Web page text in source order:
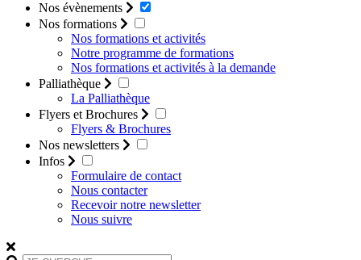
Nos évènements
Nos formations
Nos formations et activités
Notre programme de formations
Nos formations et activités à la demande
Palliathèque
La Palliathèque
Flyers et Brochures
Flyers & Brochures
Nos newsletters
Infos
Formulaire de contact
Nous contacter
Recevoir notre newsletter
Nous suivre